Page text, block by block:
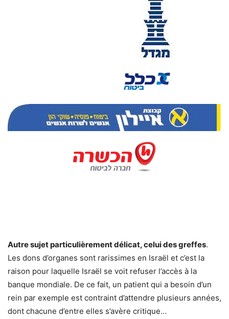
Autre sujet particulièrement délicat, celui des greffes.
Les dons d’organes sont rarissimes en Israël et c’est la
raison pour laquelle Israël se voit refuser l’accès à la
banque mondiale. De ce fait, un patient qui a besoin d’un
rein par exemple est contraint d’attendre plusieurs années,
dont chacune d’entre elles s’avère critique…